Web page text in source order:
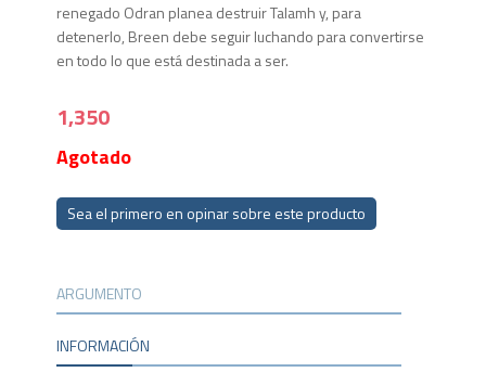
renegado Odran planea destruir Talamh y, para
detenerlo, Breen debe seguir luchando para convertirse
en todo lo que está destinada a ser.
1,350
Agotado
Sea el primero en opinar sobre este producto
ARGUMENTO
INFORMACIÓN